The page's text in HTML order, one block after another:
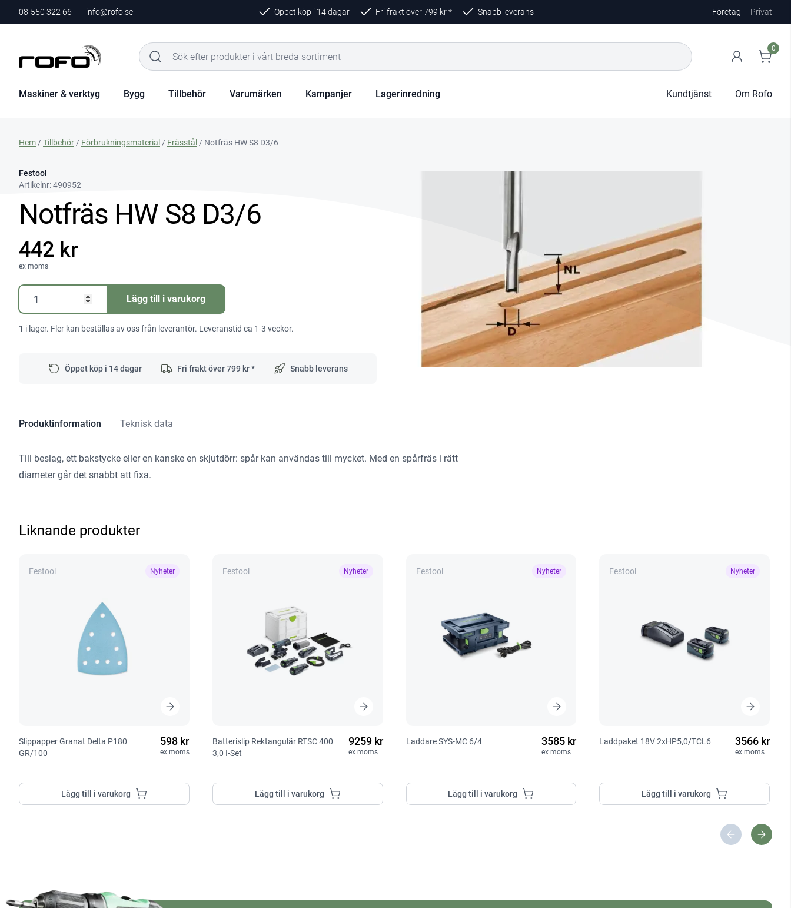
08-550 322 66 info@rofo.se Öppet köp i 14 dagar Fri frakt över799 kr * Snabb leverans Företag Privat
0
Maskiner & verktyg Bygg Tillbehör Varumärken Kampanjer Lagerinredning Kundtjänst Om Rofo
Hem /Tillbehör / Förbrukningsmaterial / Frässtål / Notfräs HW S8 D3/6
Festool
Artikelnr:490952
Notfräs HW S8 D3/6
442 kr
ex moms
Notfräs
D3/6
Lägg till i varukorg
1 i lager. Fler kan beställas av oss från leverantör. Leveranstid ca 1-3 veckor.
Öppet köp i 14 dagar Fri frakt över799 kr * Snabb leverans
Produktinformation Teknisk data
Till beslag, ett bakstycke eller en kanske en skjutdörr: spår kan användas till mycket. Med en spårfräs i rätt
diameter går det snabbt att fixa.
Liknande produkter
Festool Nyheter
Slippapper Granat Delta P180
GR/100
598 kr
ex moms
Lägg till i varukorg
Festool Nyheter
Batterislip Rektangulär RTSC 400
3,0 I-Set
9259 kr
ex moms
Lägg till i varukorg
Festool Nyheter
Laddare SYS-MC 6/4 3585 kr
ex moms
Lägg till i varukorg
Festool Nyheter
Laddpaket 18V 2xHP5,0/TCL6 3566 kr
ex moms
Lägg till i varukorg